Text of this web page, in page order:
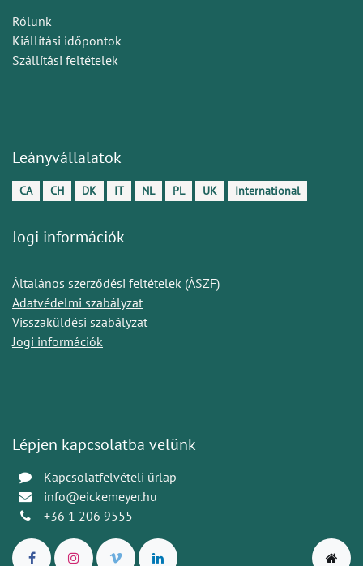
Rólunk
Kiállítási időpontok
Szállítási feltételek
Leányvállalatok
CA CH DK IT NL PL UK International
Jogi információk
Általános szerződési feltételek (ÁSZF)
Adatvédelmi szabályzat
Visszaküldési szabályzat
Jogi információk
Lépjen kapcsolatba velünk
Kapcsolatfelvételi űrlap
info@eickemeyer.hu
+36 1 206 9555